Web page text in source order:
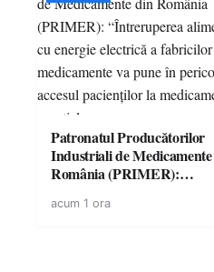
Patronatul Producătorilor
Industriali de
România (PRIMER):
energie electrică a fabricilor
acum 1 ora